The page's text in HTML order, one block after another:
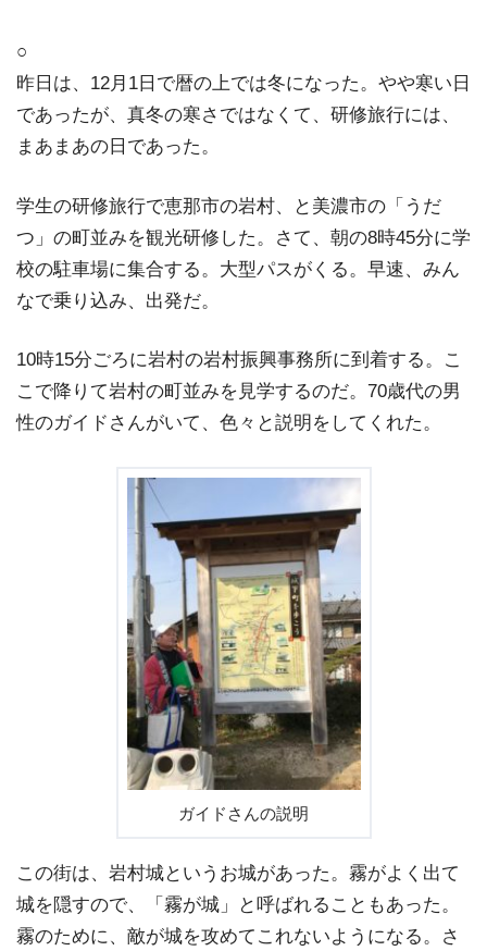
○
昨日は、12月1日で暦の上では冬になった。やや寒い日
であったが、真冬の寒さではなくて、研修旅行には、
まあまあの日であった。
学生の研修旅行で恵那市の岩村、と美濃市の「うだ
つ」の町並みを観光研修した。さて、朝の8時45分に学
校の駐車場に集合する。大型パスがくる。早速、みん
なで乗り込み、出発だ。
10時15分ごろに岩村の岩村振興事務所に到着する。こ
こで降りて岩村の町並みを見学するのだ。70歳代の男
性のガイドさんがいて、色々と説明をしてくれた。
ガイドさんの説明
この街は、岩村城というお城があった。霧がよく出て
城を隠すので、「霧が城」と呼ばれることもあった。
霧のために、敵が城を攻めてこれないようになる。さ